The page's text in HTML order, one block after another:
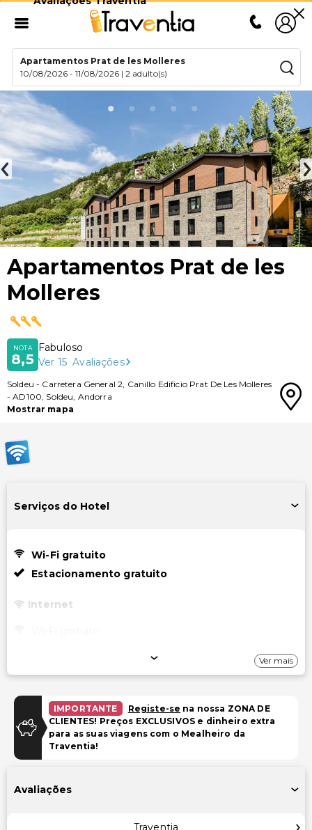
Apartamentos Prat de les Molleres
10/08/2026 -11/08/2026 |2 adulto(s)
Apartamentos Prat de les
Molleres
NOTA
8,5
Fabuloso
Ver 15 Avaliações
Soldeu - Carretera General 2, Canillo Edificio Prat De Les Molleres
-AD100, Soldeu, Andorra
Mostrar mapa
Serviços do Hotel
Wi-Fi gratuito
Estacionamento gratuito
Internet
Acessibilidade
Acessibilidade no quarto (em quartos selecionados)
Serviço de lavanderia
Ver mais
IMPORTANTE Registe-se na nossa ZONA DE
CLIENTES! Preços EXCLUSIVOS e dinheiro extra
para as suas viagens com o Mealheiro da
Traventia!
Avaliações
Traventia